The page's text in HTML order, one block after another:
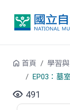
首頁 學習
EP03：墓
491